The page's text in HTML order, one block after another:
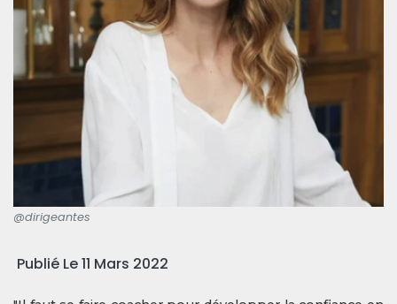
@dirigeantes
Publié Le 11 Mars 2022